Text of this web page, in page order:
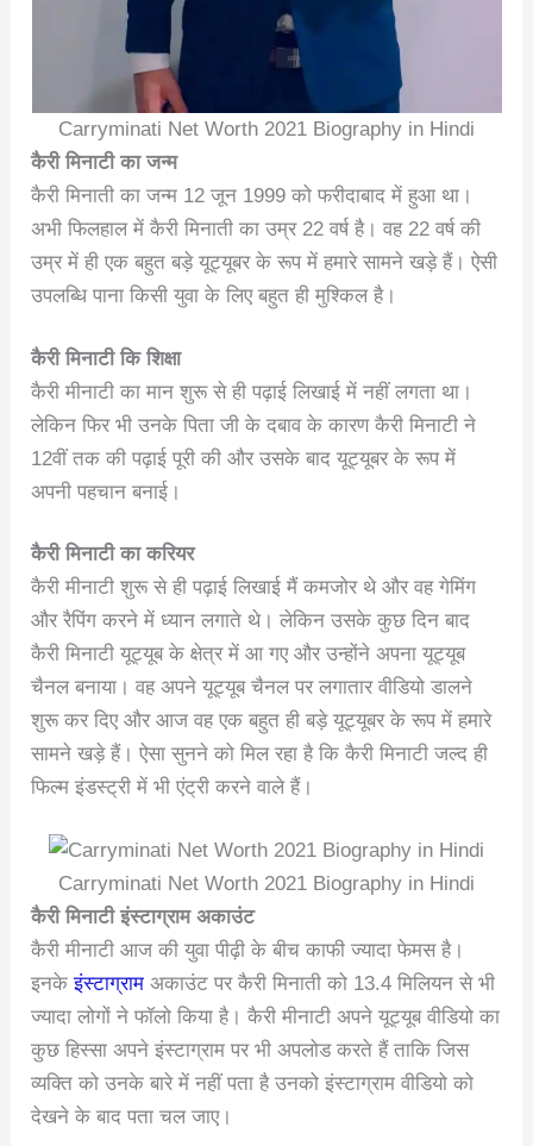
Carryminati Net Worth 2021 Biography in Hindi
कैरी मिनाटी का जन्म
कैरी मिनाती का जन्म 12 जून 1999 को फरीदाबाद में हुआ था।
अभी फिलहाल में कैरी मिनाती का उम्र 22 वर्ष है। वह 22 वर्ष की
उम्र में ही एक बहुत बड़े यूट्यूबर के रूप में हमारे सामने खड़े हैं। ऐसी
उपलब्धि पाना किसी युवा के लिए बहुत ही मुश्किल है।
कैरी मिनाटी कि शिक्षा
कैरी मीनाटी का मान शुरू से ही पढ़ाई लिखाई में नहीं लगता था।
लेकिन फिर भी उनके पिता जी के दबाव के कारण कैरी मिना‌टी ने
12वीं तक की पढ़ाई पूरी की और उसके बाद यूट्यूबर के रूप में
अपनी पहचान बनाई।
कैरी मिनाटी का करियर
कैरी मीनाटी शुरू से ही पढ़ाई लिखाई मैं कमजोर थे और वह गेमिंग
और रैपिंग करने में ध्यान लगाते थे। लेकिन उसके कुछ दिन बाद
कैरी मिनाटी यूट्यूब के क्षेत्र में आ गए और उन्होंने अपना यूट्यूब
चैनल बनाया। वह अपने यूट्यूब चैनल पर लगातार वीडियो डालने
शुरू कर दिए और आज वह एक बहुत ही बड़े यूट्यूबर के रूप में हमारे
सामने खड़े हैं। ऐसा सुनने को मिल रहा है कि कैरी मिनाटी जल्द ही
फिल्म इंडस्ट्री में भी एंट्री करने वाले हैं।
Carryminati Net Worth 2021 Biography in Hindi
कैरी मिनाटी इंस्टाग्राम अकाउंट
कैरी मीनाटी आज की युवा पीढ़ी के बीच काफी ज्यादा फेमस है।
इनकेइंस्टाग्राम अकाउंट पर कैरी मिनाती को 13.4 मिलियन से भी
ज्यादा लोगों ने फॉलो किया है। कैरी मीनाटी अपने यूट्यूब वीडियो का
कुछ हिस्सा अपने इंस्टाग्राम पर भी अपलोड करते हैं ताकि जिस
व्यक्ति को उनके बारे में नहीं पता है उनको इंस्टाग्राम वीडियो को
देखने के बाद पता चल जाए।